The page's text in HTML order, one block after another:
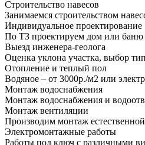
Строительство навесов
Занимаемся строительством
Индивидуальное проектирование
По ТЗ проектируем дом или
Выезд инженера-геолога
Оценка уклона участка, выбор
Отопление и теплый пол
Водяное – от 3000р./м2 или
Монтаж водоснабжения
Монтаж водоснабжения и
Монтаж вентиляции
Производим монтаж
Электромонтажные работы
Работы под ключ с различными